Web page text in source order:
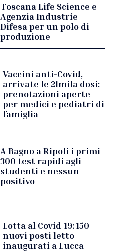
Toscana Life Science e
Agenzia Industrie
Difesa per un polo di
produzione
Vaccini anti-Covid,
arrivate le 21mila dosi:
prenotazioni aperte
per medici e pediatri di
famiglia
A Bagno a Ripoli i primi
300 test rapidi agli
studenti e nessun
positivo
Lotta al Covid-19: 150
nuovi posti letto
inaugurati a Lucca